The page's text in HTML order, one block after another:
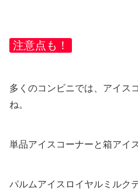
注意点も！
多くのコンビニでは、アイス
ね。
単品アイスコーナーと箱アイ
パルムアイスロイヤルミルク